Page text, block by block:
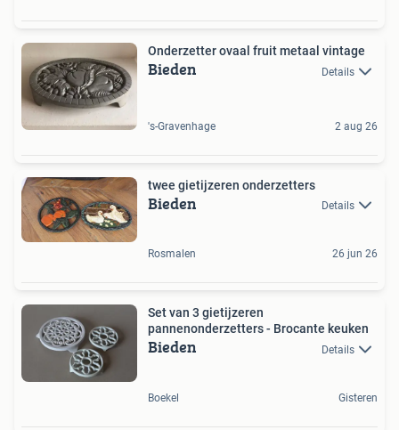
Onderzetter ovaal fruit metaal vintage
Bieden Details
's-Gravenhage 2 aug 26
twee gietijzeren onderzetters
Bieden Details
Rosmalen 26 jun 26
Set van 3 gietijzeren
pannenonderzetters - Brocante keuken
Bieden Details
Boekel Gisteren